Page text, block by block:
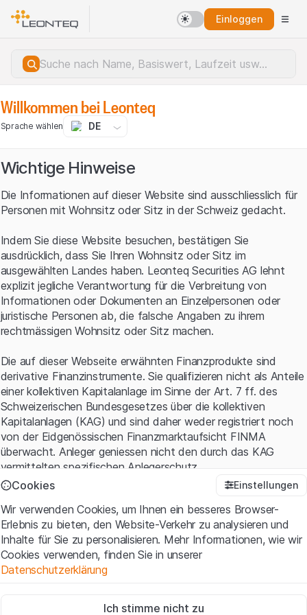
Einloggen
Serverfehler.
Willkommen bei Leonteq
Sprache wählen DE
Wichtige Hinweise
Die Informationen auf dieser Website sind ausschliesslich für
Personen mit Wohnsitz oder Sitz in der Schweiz gedacht.
Indem Sie diese Website besuchen, bestätigen Sie
ausdrücklich, dass Sie Ihren Wohnsitz oder Sitz im
ausgewählten Landes haben. Leonteq Securities AG lehnt
explizit jegliche Verantwortung für die Verbreitung von
Informationen oder Dokumenten an Einzelpersonen oder
juristische Personen ab, die falsche Angaben zu ihrem
rechtmässigen Wohnsitz oder Sitz machen.
Die auf dieser Webseite erwähnten Finanzprodukte sind
derivative Finanzinstrumente. Sie qualifizieren nicht als Anteile
einer kollektiven Kapitalanlage im Sinne der Art. 7 ff. des
Schweizerischen Bundesgesetzes über die kollektiven
Kapitalanlagen (KAG) und sind daher weder registriert noch
von der Eidgenössischen Finanzmarktaufsicht FINMA
überwacht. Anleger geniessen nicht den durch das KAG
vermittelten spezifischen Anlegerschutz.
Mit dem Zugriff auf diese Website der Leonteq Securities AG
(die "Website") erklären Sie, dass Sie die rechtlichen
Informationen und die wichtigen Hinweise und
Nutzungsbedingungenverstanden haben und akzeptieren.
Wenn Sie mit den Nutzungsbedingungen nicht einverstanden
Cookies Einstellungen
Wir verwenden Cookies, um Ihnen ein besseres Browser-
Erlebnis zu bieten, den Website-Verkehr zu analysieren und
Inhalte für Sie zu personalisieren. Mehr Informationen, wie wir
Cookies verwenden, finden Sie in unserer
Datenschutzerklärung
Diese Cookies sind für die Website erforderlich und können nicht
Ich stimme nicht zu